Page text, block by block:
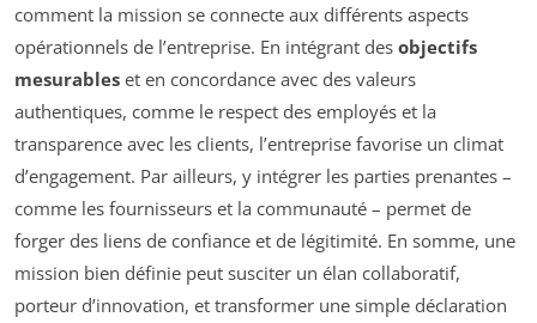
comment la mission se connecte aux différents aspects
opérationnels de l’entreprise. En intégrant des objectifs
mesurables et en concordance avec des valeurs
authentiques, comme le respect des employés et la
transparence avec les clients, l’entreprise favorise un climat
d’engagement. Par ailleurs, y intégrer les parties prenantes –
comme les fournisseurs et la communauté – permet de
forger des liens de confiance et de légitimité. En somme, une
mission bien définie peut susciter un élan collaboratif,
porteur d’innovation, et transformer une simple déclaration